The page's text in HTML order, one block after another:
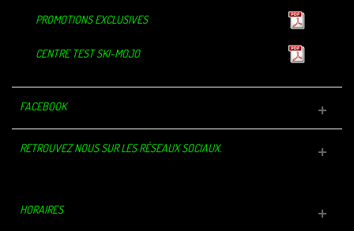
PROMOTIONS EXCLUSIVES
CENTRE TEST SKI-MOJO
FACEBOOK
RETROUVEZ NOUS SUR LES RÉSEAUX SOCIAUX.
HORAIRES